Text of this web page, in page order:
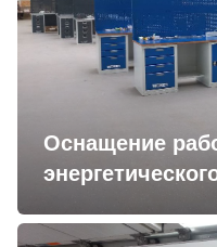
Оснащение